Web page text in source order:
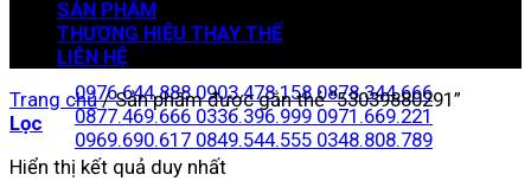
Zalo đặt hàng
0976.644.888 0903.478.158 0878.344.666
0877.469.666 0336.396.999 0971.669.221
0969.690.617 0849.544.555 0348.808.789
SẢN PHẨM
THƯƠNG HIỆU THAY THẾ
LIÊN HỆ
Trang chủ /Sản phẩm được gắn thẻ “53039880291”
Lọc
Hiển thị kết quả duy nhất